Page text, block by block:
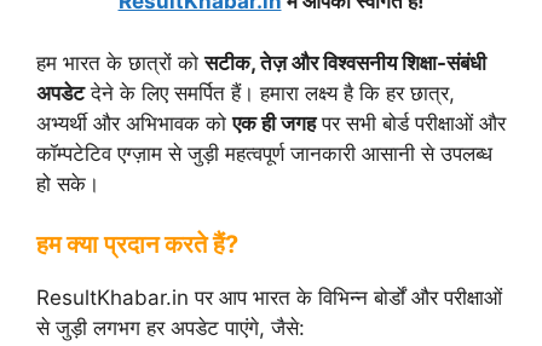
हम भारत के छात्रों कोसटीक, तेज़ और विश्वसनीय शिक्षा-संबंधी
अपडेटदेने के लिए समर्पित हैं। हमारा लक्ष्य है कि हर छात्र,
अभ्यर्थी और अभिभावक कोएक ही जगहपर सभी बोर्ड परीक्षाओं और
कॉम्पटेटिव एग्ज़ाम से जुड़ी महत्वपूर्ण जानकारी आसानी से उपलब्ध
हो सके।
हम क्या प्रदान करते हैं?
ResultKhabar.in पर आप भारत के विभिन्न बोर्डों और परीक्षाओं
से जुड़ी लगभग हर अपडेट पाएंगे, जैसे: